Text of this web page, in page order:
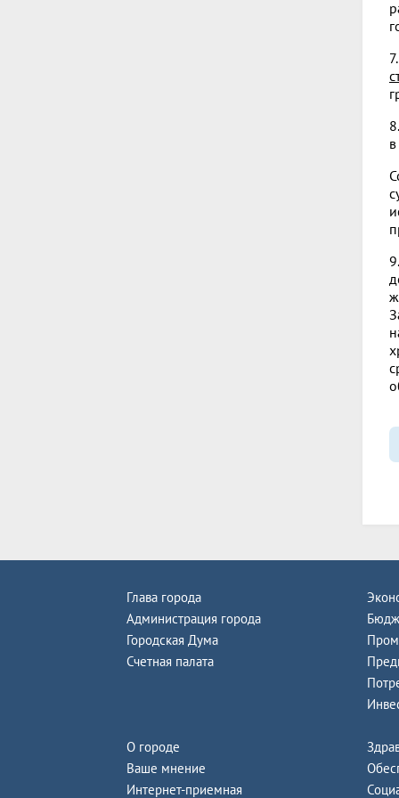
Глава города
Администрация города
Городская Дума
Счетная палата
О городе
Ваше мнение
Интернет-приемная